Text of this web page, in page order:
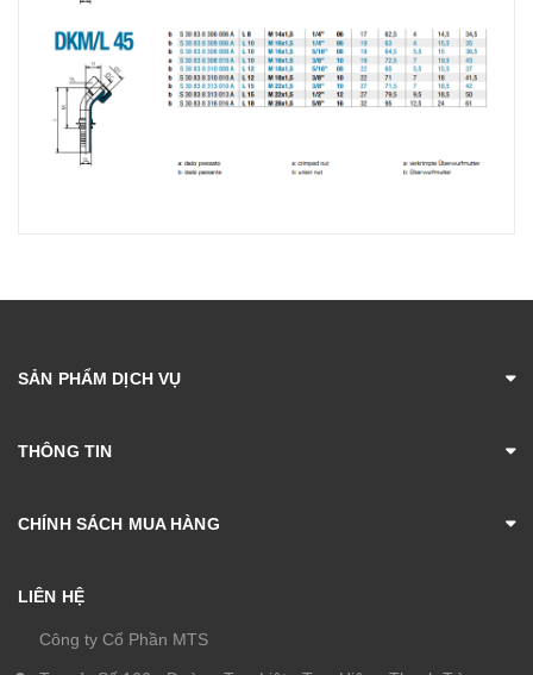
SẢN PHẨM DỊCH VỤ
THÔNG TIN
CHÍNH SÁCH MUA HÀNG
LIÊN HỆ
Công ty Cổ Phần MTS